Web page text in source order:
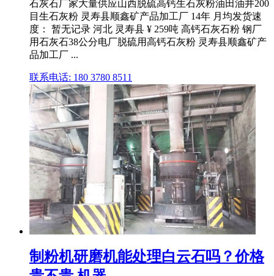
石灰石厂家大量供应山西脱硫高钙生石灰粉油田油井200
目生石灰粉 灵寿县顺鑫矿产品加工厂 14年 月均发货速
度： 暂无记录 河北 灵寿县 ¥ 259吨 高钙石灰石粉 钢厂
用石灰石38公分电厂脱硫用高钙石灰粉 灵寿县顺鑫矿产
品加工厂 ...
联系电话: 180 3780 8511
制粉机研磨机能处理白云石吗？价格